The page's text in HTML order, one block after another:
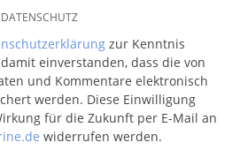
zur Kenntnis
einverstanden, dass die von
und Kommentare elektronisch
werden. Diese Einwilligung
für die Zukunft per E-Mail an
widerrufen werden.